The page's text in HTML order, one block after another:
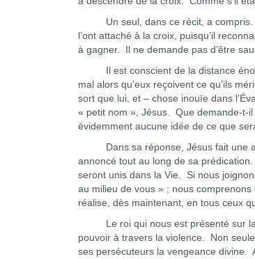
Un seul, dans ce récit, a compris.
l’ont attaché à la croix, puisqu’il
à gagner. Il ne demande pas d’être
Il est conscient de la distance
mal alors qu’eux reçoivent ce qu’ils
sort que lui, et – chose inouïe dans
« petit nom », Jésus. Que demande-t-
évidemment aucune idée de ce que
Dans sa réponse, Jésus fait une
annoncé tout au long de sa
seront unis dans la Vie. Si nous
au milieu de vous » ; nous
réalise, dès maintenant, en tous ceux
Le roi qui nous est présenté sur la
pouvoir à travers la violence. Non
ses persécuteurs la vengeance divine.